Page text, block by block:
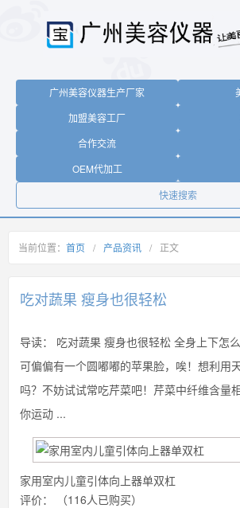
广州美容仪器生产厂家
加盟美容工厂
合作交流
OEM代加工
快速搜索
当前位置： 首页 / 产品资讯 / 正文
吃对蔬果 瘦身也很轻松
导读：
吃对蔬果 瘦身也很轻松 全身上下怎
可偏偏有一个圆嘟嘟的苹果脸，唉！想利用
吗？不妨试试常吃芹菜吧！芹菜中纤维含量
你运动 ...
家用室内儿童引体向上器单双杠
评价：
（116人已购买）